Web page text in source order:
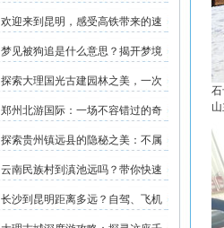
欢迎来到昆明，感受高铁带来的速
梦见被狗追是什么意思？揭开梦境
探索大理国光古建园林之美，一次
郑州北游国际：一场不容错过的奇
探索贵州镇远县的隐秘之美：不属
云南民族村到滇池远吗？带你快速
长沙到昆明距离多远？自驾、飞机